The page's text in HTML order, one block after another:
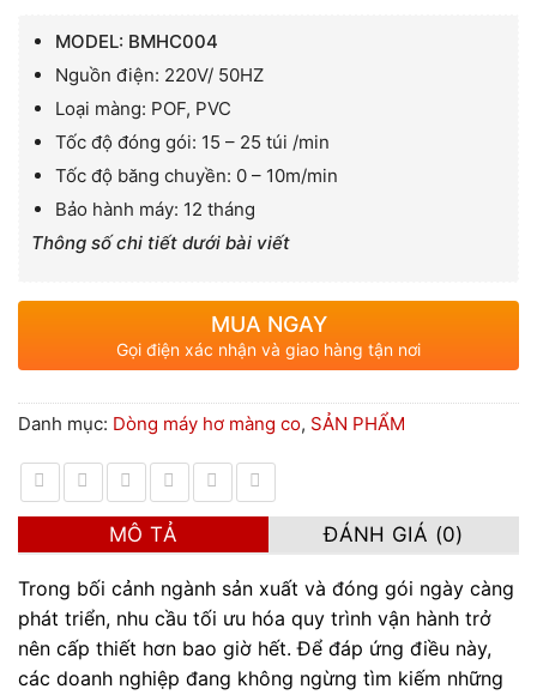
MODEL: BMHC004
Nguồn điện: 220V/ 50HZ
Loại màng: POF, PVC
Tốc độ đóng gói: 15 – 25 túi /min
Tốc độ băng chuyền: 0 – 10m/min
Bảo hành máy: 12 tháng
Thông số chi tiết dưới bài viết
MUA NGAY
Gọi điện xác nhận và giao hàng tận nơi
Danh mục: Dòng máy hơ màng co, SẢN PHẨM
MÔ TẢ ĐÁNH GIÁ (0)
Trong bối cảnh ngành sản xuất và đóng gói ngày càng
phát triển, nhu cầu tối ưu hóa quy trình vận hành trở
nên cấp thiết hơn bao giờ hết. Để đáp ứng điều này,
các doanh nghiệp đang không ngừng tìm kiếm những